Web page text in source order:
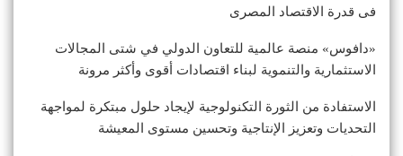
فى قدرة الاقتصاد المصرى
«دافوس» منصة عالمية للتعاون الدولي في شتى المجالات
الاستثمارية والتنموية لبناء اقتصادات أقوى وأكثر مرونة
الاستفادة من الثورة التكنولوجية لإيجاد حلول مبتكرة لمواجهة
التحديات وتعزيز الإنتاجية وتحسين مستوى المعيشة